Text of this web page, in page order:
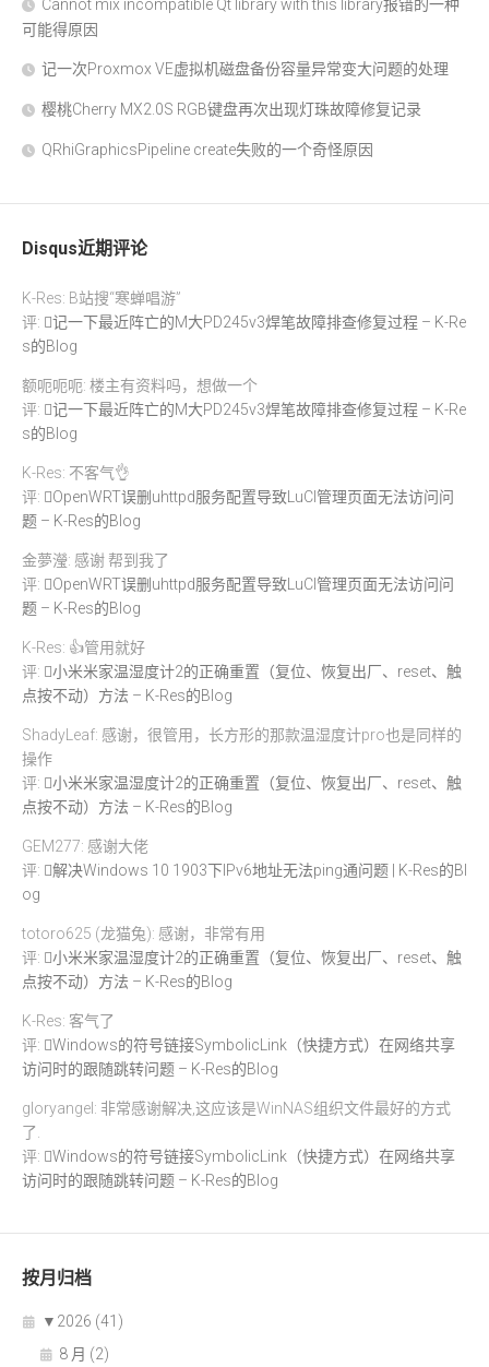
Cannot mix incompatible Qt library with this library报错的一种
可能得原因
记一次Proxmox VE虚拟机磁盘备份容量异常变大问题的处理
樱桃Cherry MX2.0S RGB键盘再次出现灯珠故障修复记录
QRhiGraphicsPipeline create失败的一个奇怪原因
Disqus近期评论
K-Res: B站搜“寒蝉唱游”
评:
记一下最近阵亡的M大PD245v3焊笔故障排查修复过程 – K-Re
s的Blog
额呃呃呃: 楼主有资料吗，想做一个
评:
记一下最近阵亡的M大PD245v3焊笔故障排查修复过程 – K-Re
s的Blog
K-Res: 不客气👌
评:
OpenWRT误删uhttpd服务配置导致LuCI管理页面无法访问问
题 – K-Res的Blog
金夢瀅: 感谢 帮到我了
评:
OpenWRT误删uhttpd服务配置导致LuCI管理页面无法访问问
题 – K-Res的Blog
K-Res: 👍管用就好
评:
小米米家温湿度计2的正确重置（复位、恢复出厂、reset、触
点按不动）方法 – K-Res的Blog
ShadyLeaf: 感谢，很管用，长方形的那款温湿度计pro也是同样的
操作
评:
小米米家温湿度计2的正确重置（复位、恢复出厂、reset、触
点按不动）方法 – K-Res的Blog
GEM277: 感谢大佬
评:
解决Windows 10 1903下IPv6地址无法ping通问题 | K-Res的Bl
og
totoro625 (龙猫兔): 感谢，非常有用
评:
小米米家温湿度计2的正确重置（复位、恢复出厂、reset、触
点按不动）方法 – K-Res的Blog
K-Res: 客气了
评:
Windows的符号链接SymbolicLink（快捷方式）在网络共享
访问时的跟随跳转问题 – K-Res的Blog
gloryangel: 非常感谢解决,这应该是WinNAS组织文件最好的方式
了.
评:
Windows的符号链接SymbolicLink（快捷方式）在网络共享
访问时的跟随跳转问题 – K-Res的Blog
按月归档
▼ 2026 (41)
8 月 (2)